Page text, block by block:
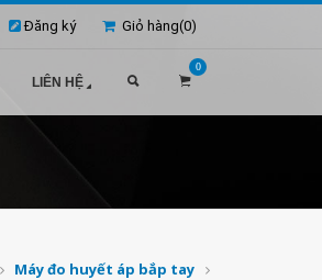
Giỏ hàng(0)
Đăng ký
0
LIÊN HỆ
Máy đo huyết áp bắp tay